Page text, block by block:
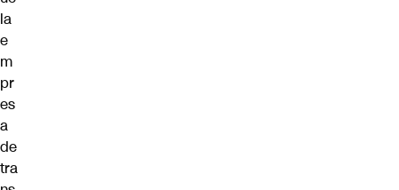
la
e
m
pr
es
a
de
tra